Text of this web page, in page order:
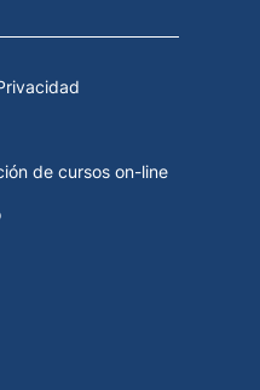
de cursos on-line